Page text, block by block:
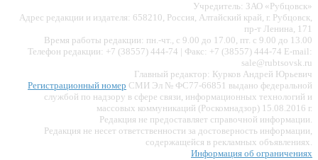
Учредитель: ЗАО «Рубцовск»
Адрес редакции и издателя: 658210, Россия, Алтайский край, г. Рубцовск,
пр-т Ленина, 171
Время работы редакции: пн.-чт., с 9.00 до 17.00, пт. с 9.00 до 13.00
Телефон редакции: +7 (38557) 444-74 | Факс: +7 (38557) 444-74 E-mail:
sale@rubtsovsk.ru
Главный редактор: Курков Андрей Юрьевич
Регистрационный номер СМИ Эл № ФС77-66851 выдано федеральной
службой по надзору в сфере связи, информационных технологий и
массовых коммуникаций (Роскомнадзор) 15.08.2016 г.
Редакция не предоставляет справочной информации.
Редакция не несет ответственности за достоверность информации,
содержащейся в рекламных объявлениях.
Информация об ограничениях